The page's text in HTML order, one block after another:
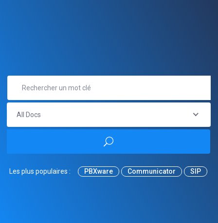
All Docs
Les plus populaires : PBXware Communicator SIP